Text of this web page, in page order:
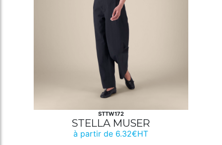
STTW172
STELLA MUSER
à partir de 6.32€HT